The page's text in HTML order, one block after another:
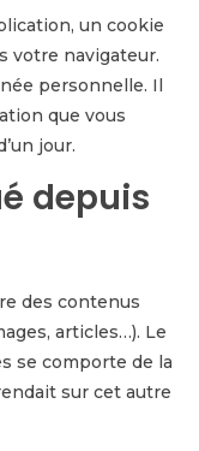
un cookie
votre navigateur.
personnelle. Il
que vous
jour.
depuis
des contenus
articles…). Le
se comporte de la
sur cet autre